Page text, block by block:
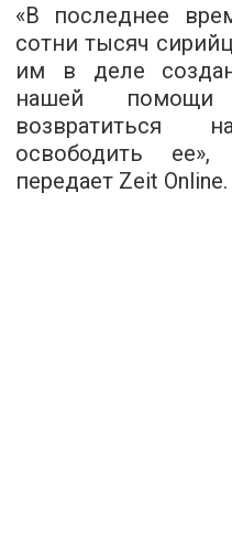
«В последнее
сотни тысяч
им в деле
нашей
возвратиться
освободить
передает Zeit Online.